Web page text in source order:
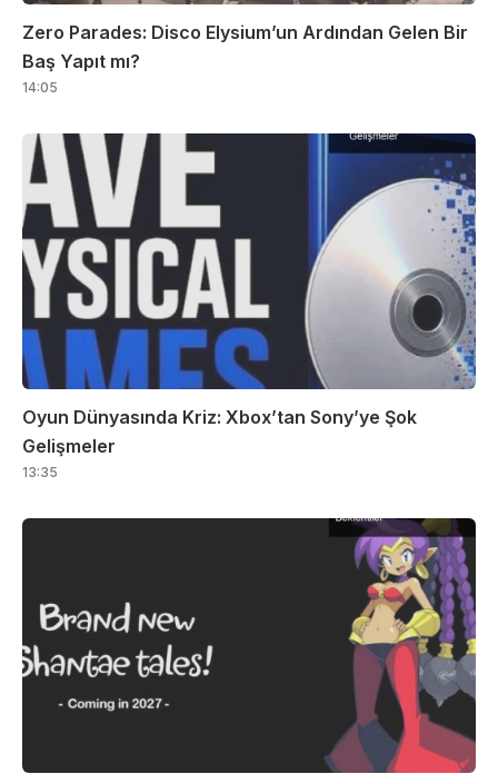
Zero Parades: Disco Elysium’un Ardından Gelen Bir
Baş Yapıt mı?
14:05
Oyun Dünyasında Kriz: Xbox’tan Sony’ye Şok
Gelişmeler
13:35